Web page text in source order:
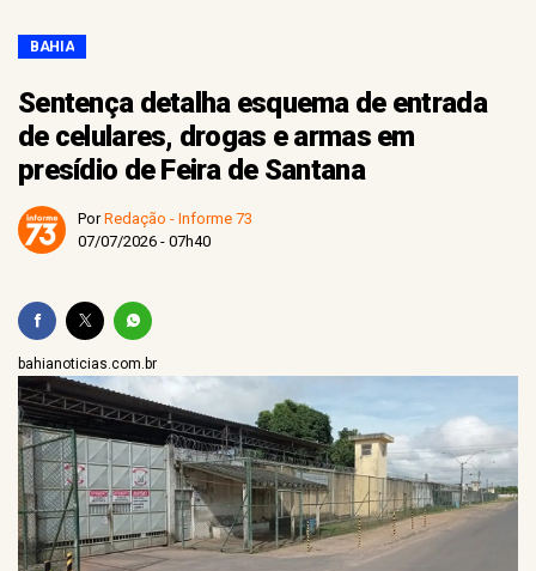
BAHIA
Sentença detalha esquema de entrada
de celulares, drogas e armas em
presídio de Feira de Santana
PorRedação - Informe 73
07/07/2026 - 07h40
bahianoticias.com.br